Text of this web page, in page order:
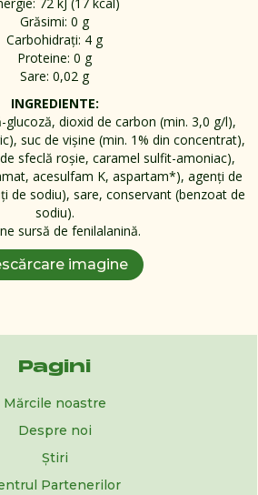
Grăsimi: 0 g
Carbohidrați: 4 g
Proteine: 0 g
Sare: 0,02 g
INGREDIENTE:
dioxid de carbon (min. 3,0 g/l),
suc de vișine (min. 1% din concentrat),
sfeclă roșie, caramel sulfit-amoniac),
acesulfam K, aspartam*), agenți de
de sodiu), sare, conservant (benzoat de
sodiu).
sursă de fenilalanină.
imagine
Pagini
Mărcile noastre
Despre noi
Știri
Partenerilor